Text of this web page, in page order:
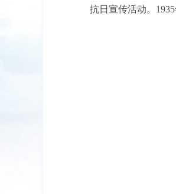
抗日宣传活动。